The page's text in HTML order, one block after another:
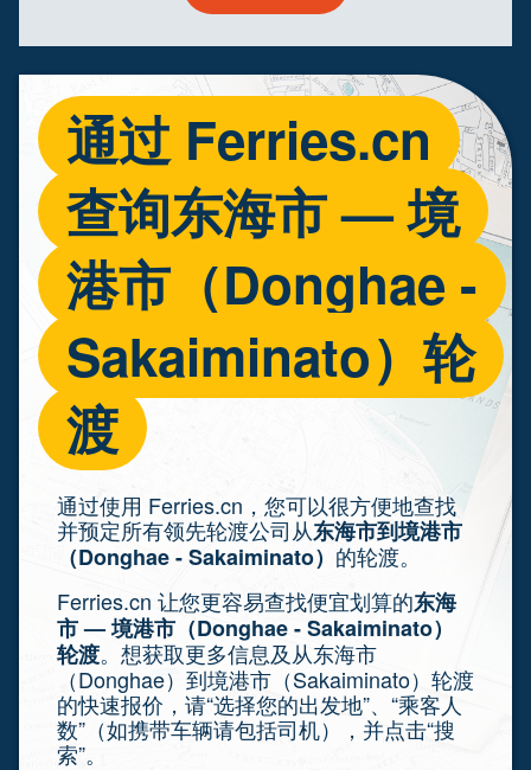
通过 Ferries.cn
查询东海市 — 境
港市（Donghae -
Sakaiminato）轮
渡
通过使用 Ferries.cn，您可以很方便地查找
并预定所有领先轮渡公司从东海市到境港市
（Donghae - Sakaiminato） 的轮渡。
Ferries.cn 让您更容易查找便宜划算的东海
市 — 境港市（Donghae - Sakaiminato）
轮渡。想获取更多信息及从东海市
（Donghae）到境港市（Sakaiminato）轮渡
的快速报价，请“选择您的出发地”、“乘客人
数”（如携带车辆请包括司机），并点击“搜
索”。